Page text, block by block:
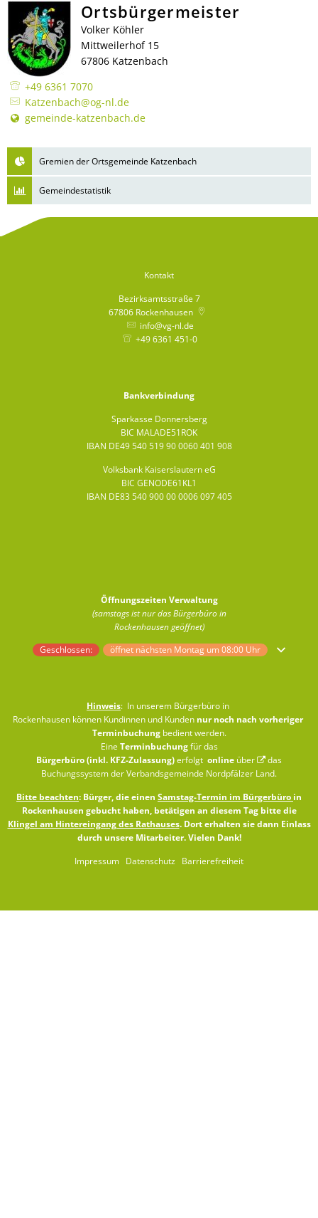
Ortsbürgermeister
Volker Köhler
Mittweilerhof 15
67806 Katzenbach
+49 6361 7070
Katzenbach@og-nl.de
gemeinde-katzenbach.de
Gremien der Ortsgemeinde Katzenbach
Gemeindestatistik
Kontakt
Bezirksamtsstraße 7
67806 Rockenhausen
info@vg-nl.de
+49 6361 451-0
Bankverbindung
Sparkasse Donnersberg
BIC MALADE51ROK
IBAN DE49 540 519 90 0060 401 908
Volksbank Kaiserslautern eG
BIC GENODE61KL1
IBAN DE83 540 900 00 0006 097 405
Öffnungszeiten Verwaltung
(samstags ist nur das Bürgerbüro in
Rockenhausen geöffnet)
Klicken, um weitere Öffnungs- oder Schließzeiten auszublenden
Geschlossen: öffnet nächsten Montag um 08:00 Uhr
Hinweis: In unserem Bürgerbüro in
Rockenhausen können Kundinnen und Kunden nur noch nach vorheriger
Terminbuchungbedient werden.
Eine Terminbuchungfür das
Bürgerbüro (inkl. KFZ-Zulassung)erfolgt online über
das
Buchungssystem der Verbandsgemeinde Nordpfälzer Land.
Bitte beachten: Bürger, die einen Samstag-Termin im Bürgerbüro in
Rockenhausen gebucht haben, betätigen an diesem Tag bitte die
Klingel am Hintereingang des Rathauses. Dort erhalten sie dann Einlass
durch unsere Mitarbeiter. Vielen Dank!
Impressum Datenschutz Barrierefreiheit